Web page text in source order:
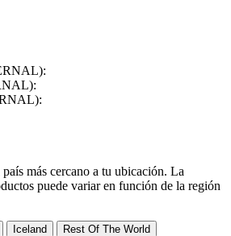
más cercano a tu ubicación. La
puede variar en función de la región
Iceland Rest Of The World